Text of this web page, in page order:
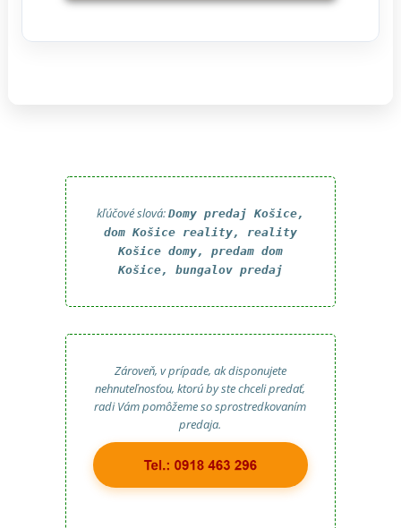
kľúčové slová: Domy predaj Košice,
dom Košice reality, reality
Košice domy, predam dom
Košice, bungalov predaj
Zároveň, v prípade, ak disponujete
nehnuteľnosťou, ktorú by ste chceli predať,
radi Vám pomôžeme so sprostredkovaním
predaja.